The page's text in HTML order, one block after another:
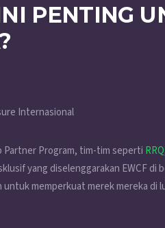
PENTING
Internasional
Partner Program, tim-tim seperti
yang diselenggarakan EWCF di
memperkuat merek mereka di